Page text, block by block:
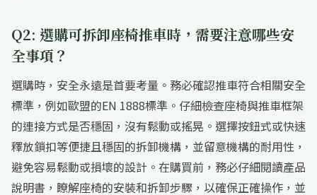
Q2: 選購可拆卸座椅推車時，需要注意哪些安
全事項？
選購時，安全永遠是首要考量。務必確認推車符合相關安全
標準，例如歐盟的EN 1888標準。仔細檢查座椅與推車框架
的連接方式是否穩固，沒有鬆動或搖晃。選擇按鈕式或快速
釋放鎖扣等便捷且穩固的拆卸機構，並留意機構的耐用性，
避免容易鬆動或損壞的設計。在購買前，務必仔細閱讀產品
說明書，瞭解座椅的安裝和拆卸步驟，以確保正確操作，並